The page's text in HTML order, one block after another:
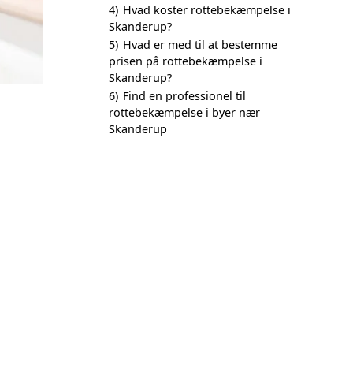
4) Hvad koster rottebekæmpelse i
Skanderup?
5) Hvad er med til at bestemme
prisen på rottebekæmpelse i
Skanderup?
6) Find en professionel til
rottebekæmpelse i byer nær
Skanderup